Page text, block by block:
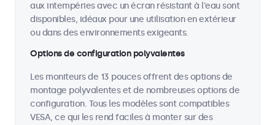
aux intempéries avec un écran résistant à l'eau sont
disponibles, idéaux pour une utilisation en extérieur
ou dans des environnements exigeants.
Options de configuration polyvalentes
Les moniteurs de 13 pouces offrent des options de
montage polyvalentes et de nombreuses options de
configuration. Tous les modèles sont compatibles
VESA, ce qui les rend faciles à monter sur des